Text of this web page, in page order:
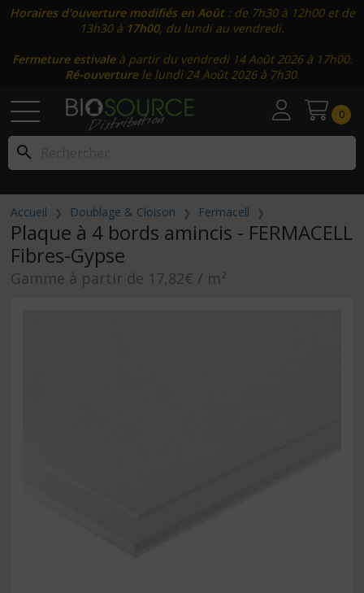
Horaires d'ouverture modifiés en Août: de 7h30 à 12h00 et de
13h30 à 17h00, du lundi au vendredi.
Fermeture estivaleà partir du vendredi 14 Août 2026 à 17h00.
Ré-ouverturele lundi 24 Août 2026 à 7h30.
search
0
Accueil Doublage & Cloison Fermacell
Plaque à 4 bords amincis - FERMACELL
Fibres-Gypse
Gamme à partir de 17,82€ / m²